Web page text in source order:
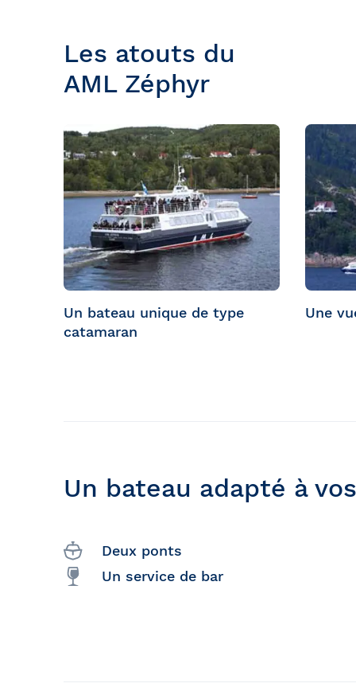
Les atouts du
AML Zéphyr
Un bateau unique de type
catamaran
Une
Un bateau adapté à
Deux ponts
Un service de bar